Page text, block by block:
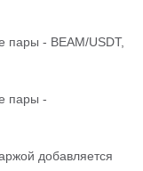
пары - BEAM/USDT,
пары -
добавляется